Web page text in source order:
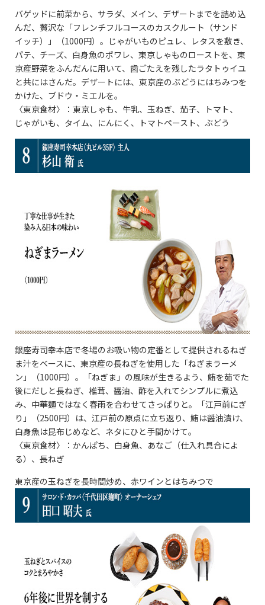
バゲッドに前菜から、サラダ、メイン、デザートまでを詰め込
んだ、贅沢な「フレンチフルコースのカスクルート（サンド
イッチ）」（1000円）。じゃがいものピュレ、レタスを敷き、
パテ、チーズ、白身魚のポワレ、東京しゃものローストを、東
京産野菜をふんだんに用いて、歯ごたえを残したラタトゥイユ
と共にはさんだ。デザートには、東京産のぶどうにはちみつを
かけた、ブドウ・ミエルを。
〈東京食材〉：東京しゃも、牛乳、玉ねぎ、茄子、トマト、
じゃがいも、タイム、にんにく、トマトペースト、ぶどう
銀座寿司幸本店で冬場のお吸い物の定番として提供されるねぎ
ま汁をベースに、東京産の長ねぎを使用した「ねぎまラーメ
ン」（1000円）。「ねぎま」の風味が生きるよう、鮪を茹でた
後にだしと長ねぎ、椎茸、醤油、酢を入れてシンプルに煮込
み、中華麺ではなく春雨を合わせてさっぱりと。「江戸前にぎ
り」（2500円）は、江戸前の原点に立ち返り、鮪は醤油漬け、
白身魚は昆布じめなど、ネタにひと手間かけて。
〈東京食材〉：かんぱち、白身魚、あなご（仕入れ具合によ
る）、長ねぎ
東京産の玉ねぎを長時間炒め、赤ワインとはちみつで